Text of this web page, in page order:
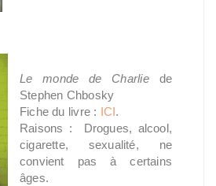
Le monde de Charliede
Stephen Chbosky
Fiche du livre : ICI .
Raisons : Drogues, alcool,
cigarette, sexualité, ne
convient pas à certains
âges.